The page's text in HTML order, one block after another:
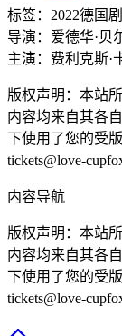
标签： 2022德国
导演： 爱德华·贝
主演： 费利克斯·
版权声明：本站
内容均来自其各
下使用了您的受
tickets@love-
内容导航
版权声明：本站
内容均来自其各
下使用了您的受
tickets@love-